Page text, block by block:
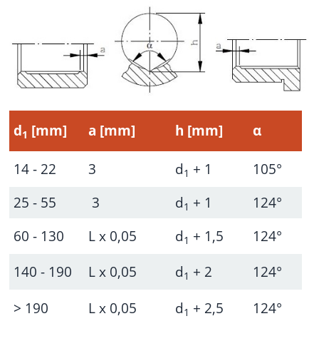
d1 [mm] a [mm] h [mm] α
14 - 22 3 d1 + 1
105°
25 - 55
3 d1 + 1
124°
60 - 130
L x 0,05 d1 + 1,5
124°
140 - 190
L x 0,05 d1 + 2 124°
> 190 L x 0,05 d1 + 2,5 124°